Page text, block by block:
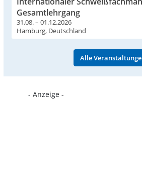
Gesamtlehrgang
31.08. – 01.12.2026
Hamburg, Deutschland
Alle
- Anzeige -